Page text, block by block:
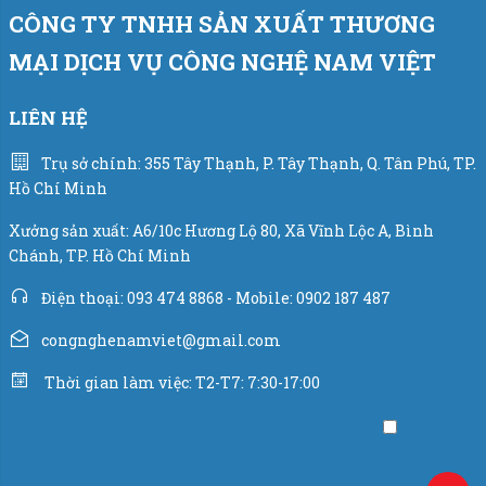
Cảm biến lực load cell hãng VMC - USA.
Sử dụng kết hợp với hệ thống gấp mép và may bao tự
động sẽ giúp nâng cao năng suất, giảm chi phí thuê nhân
công và hiện đại hóa dây chuyền sản xuất.
Còn nhiều máy đóng bao thóc lúa:XEM NGAY
Tham khảo cân đóng bao thóc lua hoạt động.
CÔNG TY TNHH SẢN XUẤT THƯƠNG
MẠI DỊCH VỤ CÔNG NGHỆ NAM VIỆT
LIÊN HỆ
Trụ sở chính: 355 Tây Thạnh, P. Tây Thạnh, Q. Tân Phú, TP.
Hồ Chí Minh
Xưởng sản xuất: A6/10c Hương Lộ 80, Xã Vĩnh Lộc A, Bình
Chánh, TP. Hồ Chí Minh
Điện thoại: 093 474 8868 - Mobile: 0902 187 487
congnghenamviet@gmail.com
Thời gian làm việc: T2-T7: 7:30-17:00